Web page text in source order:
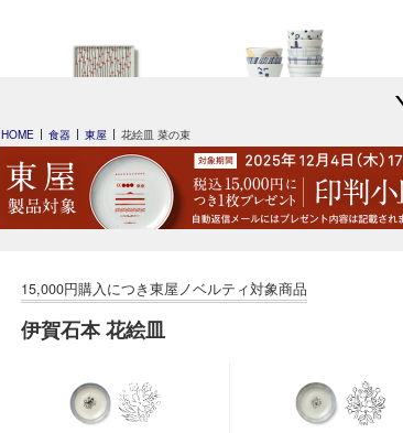
干し柿・田田道・野道
HOME 食器 東屋 花絵皿 菜の束
伊賀石本 花絵皿